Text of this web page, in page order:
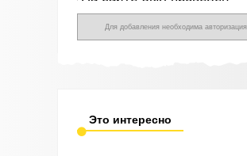
Для добавления необходима авторизация
Это интересно